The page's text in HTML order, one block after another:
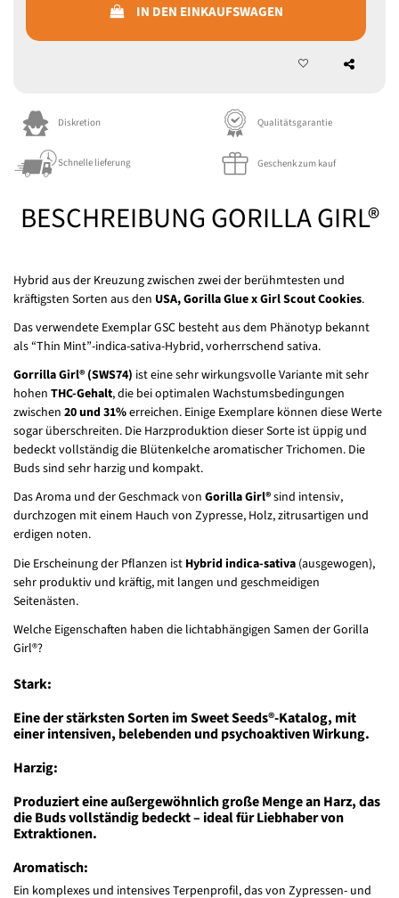
IN DEN EINKAUFSWAGEN
Diskretion Qualitätsgarantie
Schnelle lieferung Geschenk zum kauf
BESCHREIBUNG GORILLA GIRL®
Hybrid aus der Kreuzung zwischen zwei der berühmtesten und
kräftigsten Sorten aus den USA, Gorilla Glue x Girl Scout Cookies.
Das verwendete Exemplar GSC besteht aus dem Phänotyp bekannt
als “Thin Mint”-indica-sativa-Hybrid, vorherrschend sativa.
Gorrilla Girl® (SWS74) ist eine sehr wirkungsvolle Variante mit sehr
hohen THC-Gehalt, die bei optimalen Wachstumsbedingungen
zwischen 20 und 31%erreichen. Einige Exemplare können diese Werte
sogar überschreiten. Die Harzproduktion dieser Sorte ist üppig und
bedeckt vollständig die Blütenkelche aromatischer Trichomen. Die
Buds sind sehr harzig und kompakt.
Das Aroma und der Geschmack von Gorilla Girl®sind intensiv,
durchzogen mit einem Hauch von Zypresse, Holz, zitrusartigen und
erdigen noten.
Die Erscheinung der Pflanzen ist Hybrid indica-sativa (ausgewogen),
sehr produktiv und kräftig, mit langen und geschmeidigen
Seitenästen.
Welche Eigenschaften haben die lichtabhängigen Samen der Gorilla
Girl®?
Stark:
Eine der stärksten Sorten im Sweet Seeds®-Katalog, mit
einer intensiven, belebenden und psychoaktiven Wirkung.
Harzig:
Produziert eine außergewöhnlich große Menge an Harz, das
die Buds vollständig bedeckt – ideal für Liebhaber von
Extraktionen.
Aromatisch:
Ein komplexes und intensives Terpenprofil, das von Zypressen- und